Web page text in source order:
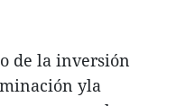
de la inversión
yla